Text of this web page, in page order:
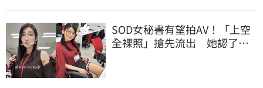
SOD女秘書有望拍AV！「上空
全裸照」搶先流出 她認了：